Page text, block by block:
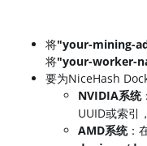
将"your-mining-
将"your-worker-
要为NiceHash
NVIDIA系统
UUID或索引
AMD系统：